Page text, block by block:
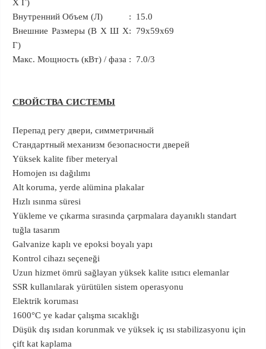
X Г)
Внутренний Объем (Л) :
15.0
Внешние Размеры (В X Ш X
Г)
: 79x59x69
Макс. Мощность (кВт) / фаза : 7.0/3
СВОЙСТВА СИСТЕМЫ
Перепад регу двери, симметричный
Стандартный механизм безопасности дверей
Yüksek kalite fiber meteryal
Homojen ısı dağılımı
Alt koruma, yerde alümina plakalar
Hızlı ısınma süresi
Yükleme ve çıkarma sırasında çarpmalara dayanıklı standart
tuğla tasarım
Galvanize kaplı ve epoksi boyalı yapı
Kontrol cihazı seçeneği
Uzun hizmet ömrü sağlayan yüksek kalite ısıtıcı elemanlar
SSR kullanılarak yürütülen sistem operasyonu
Elektrik koruması
1600°C ye kadar çalışma sıcaklığı
Düşük dış ısıdan korunmak ve yüksek iç ısı stabilizasyonu için
çift kat kaplama